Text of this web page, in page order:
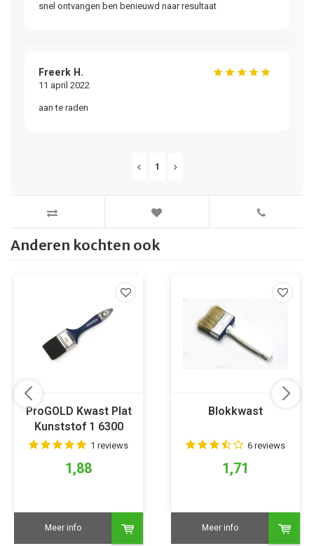
snel ontvangen ben benieuwd naar resultaat
Freerk H.
11 april 2022
aan te raden
1
Anderen kochten ook
ProGOLD Kwast Plat
Kunststof 1 6300
1 reviews
1,88
Meer info
Blokkwast
6 reviews
1,71
Meer info